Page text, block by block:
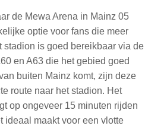
de Mewa Arena in Mainz 05
optie voor fans die meer
is goed bereikbaar via de
en A63 die het gebied goed
buiten Mainz komt, zijn deze
route naar het stadion. Het
op ongeveer 15 minuten rijden
ideaal maakt voor een vlotte